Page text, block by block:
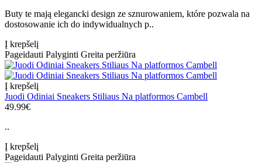
Buty te mają elegancki design ze sznurowaniem, które pozwala na
dostosowanie ich do indywidualnych p..
Į krepšelį
Pageidauti Palyginti Greita peržiūra
Į krepšelį
Juodi Odiniai Sneakers Stiliaus Na platformos Cambell
49.99€
..
Į krepšelį
Pageidauti Palyginti Greita peržiūra